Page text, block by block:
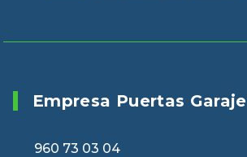
Empresa Puertas Garaje
960 73 03 04